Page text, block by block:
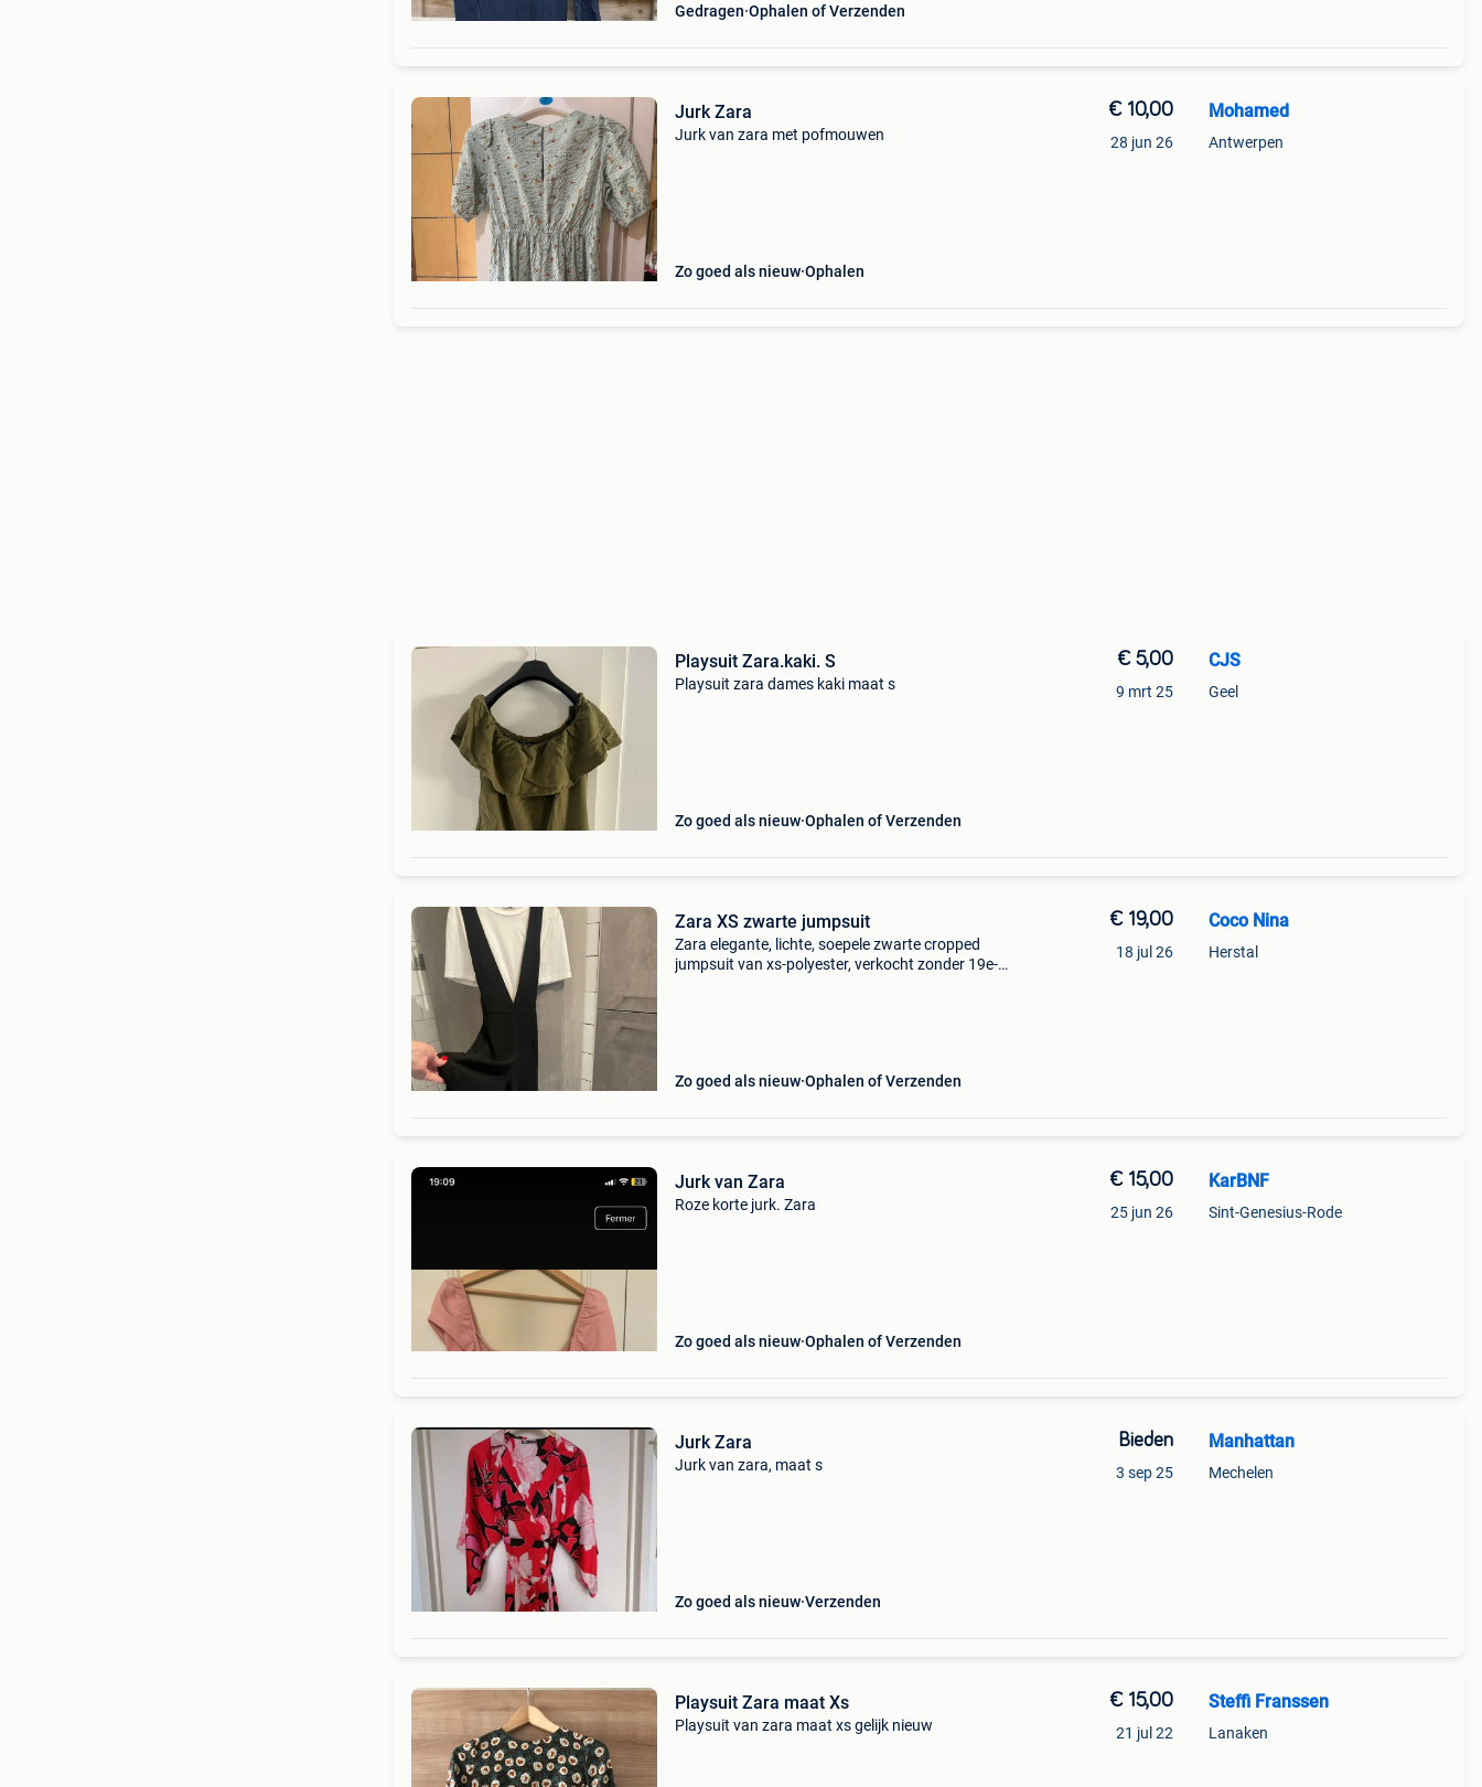
Gedragen Ophalen of Verzenden
Jurk Zara
Jurk van zara met pofmouwen
Zo goed als nieuw Ophalen
€ 10,00
28 jun 26
Mohamed
Antwerpen
Playsuit Zara.kaki. S
Playsuit zara dames kaki maat s
Zo goed als nieuw Ophalen of Verzenden
€ 5,00
9 mrt 25
CJS
Geel
Zara XS zwarte jumpsuit
Zara elegante, lichte, soepele zwarte cropped
jumpsuit van xs-polyester, verkocht zonder 19e-
Zo goed als nieuw Ophalen of Verzenden
€ 19,00
18 jul 26
Coco Nina
Herstal
Jurk van Zara
Roze korte jurk. Zara
Zo goed als nieuw Ophalen of Verzenden
€ 15,00
25 jun 26
KarBNF
Sint-Genesius-Rode
Jurk Zara
Jurk van zara, maat s
Zo goed als nieuw Verzenden
Bieden
3 sep 25
Manhattan
Mechelen
Playsuit Zara maat Xs
Playsuit van zara maat xs gelijk nieuw
€ 15,00
21 jul 22
Steffi Franssen
Lanaken